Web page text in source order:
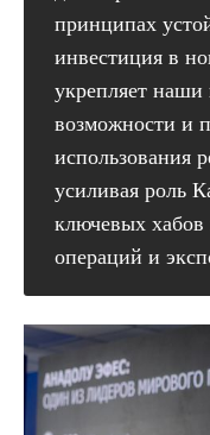
принципах
инвестиция в
укрепляет наши
возможности и
использования
усиливая роль
ключевых
операций и